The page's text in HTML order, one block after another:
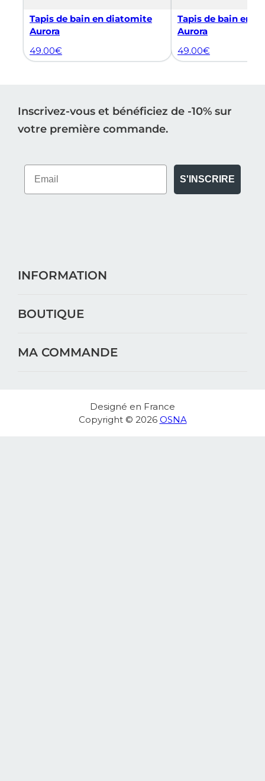
Tapis de bain en diatomite
Aurora
49.00€
Tapis de bain en
Aurora
49.00€
Inscrivez-vous et bénéficiez de -10% sur
votre première commande.
S'INSCRIRE
INFORMATION
BOUTIQUE
MA COMMANDE
Designé en France
Copyright © 2026 OSNA